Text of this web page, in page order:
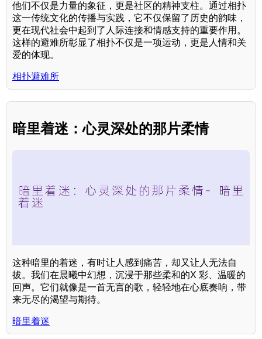
他们不仅是力量的象征，更是社区的精神支柱。通过相扑
这一传统文化的传播与实践，它不仅保留了历史的韵味，
更在现代社会中起到了人际连接和情感支持的重要作用。
这样的避难所彰显了相扑不仅是一项运动，更是人情和关
爱的体现。
相扑避难所
暗里着迷：心灵深处的那片柔情
这种暗里的着迷，有时让人感到痛苦，却又让人无法自
拔。我们在晨曦中幻想，沉浸于那些柔和的X 彩、温暖的
回声。它们就像是一首无言的歌，轻轻地在心底奏响，带
来无尽的渴望与期待。
暗里着迷